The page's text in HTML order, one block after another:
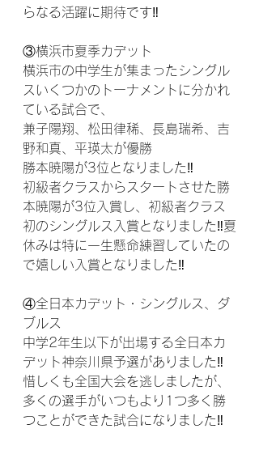
らなる活躍に期待です‼
③横浜市夏季カデット
横浜市の中学生が集まったシングル
スいくつかのトーナメントに分かれ
ている試合で、
兼子陽翔、松田律稀、長島瑞希、吉
野和真、平瑛太が優勝
勝本暁陽が3位となりました‼
初級者クラスからスタートさせた勝
本暁陽が3位入賞し、初級者クラス
初のシングルス入賞となりました‼夏
休みは特に一生懸命練習していたの
で嬉しい入賞となりました‼
④全日本カデット・シングルス、ダ
ブルス
中学2年生以下が出場する全日本カ
デット神奈川県予選がありました‼
惜しくも全国大会を逃しましたが、
多くの選手がいつもより1つ多く勝
つことができた試合になりました‼